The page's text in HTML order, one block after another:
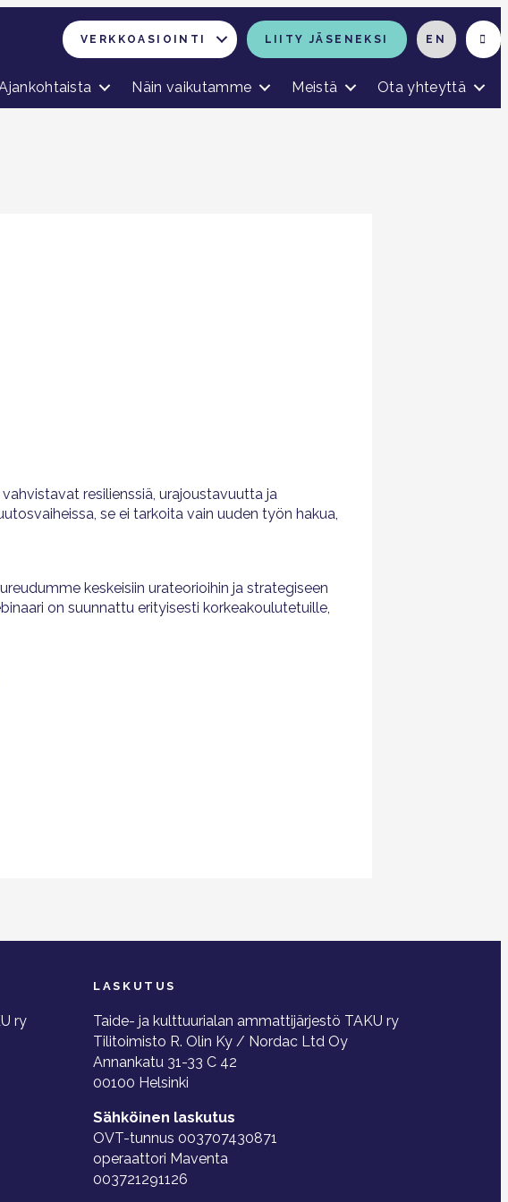
VERKKOASIOINTI LIITY JÄSENEKSI EN
Näin vaikutamme Meistä Ota yhteyttä
resilienssiä, urajoustavuutta ja
se ei tarkoita vain uuden työn hakua,
keskeisiin urateorioihin ja strategiseen
on suunnattu erityisesti korkeakoulutetuille,
ry
LASKUTUS
Taide- ja kulttuurialan ammattijärjestö TAKU ry
Tilitoimisto R. Olin Ky / Nordac Ltd Oy
Annankatu 31-33 C 42
00100 Helsinki
Sähköinen laskutus
OVT-tunnus 003707430871
operaattori Maventa
003721291126